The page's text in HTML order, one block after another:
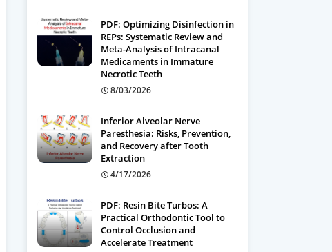
PDF: Optimizing Disinfection in
REPs: Systematic Review and
Meta-Analysis of Intracanal
Medicaments in Immature
Necrotic Teeth
8/03/2026
Inferior Alveolar Nerve
Paresthesia: Risks, Prevention,
and Recovery after Tooth
Extraction
4/17/2026
PDF: Resin Bite Turbos: A
Practical Orthodontic Tool to
Control Occlusion and
Accelerate Treatment